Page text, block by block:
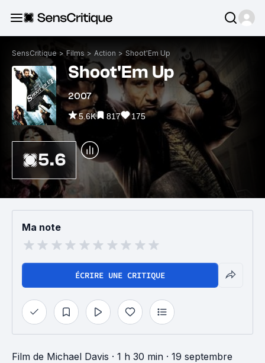
SensCritique > Films > Action > Shoot'Em Up
Shoot'Em Up
2007
5.6K 817 175
5.6
Ma note
ÉCRIRE UNE CRITIQUE
Film de Michael Davis · 1 h 30 min · 19 septembre